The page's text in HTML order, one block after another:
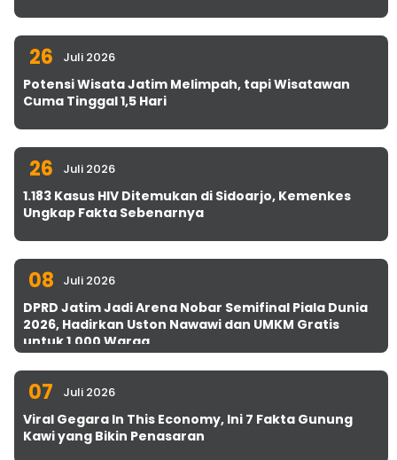
26 Juli 2026
Potensi Wisata Jatim Melimpah, tapi Wisatawan
Cuma Tinggal 1,5 Hari
26 Juli 2026
1.183 Kasus HIV Ditemukan di Sidoarjo, Kemenkes
Ungkap Fakta Sebenarnya
08 Juli 2026
DPRD Jatim Jadi Arena Nobar Semifinal Piala Dunia
2026, Hadirkan Uston Nawawi dan UMKM Gratis
untuk 1.000 Warga
07 Juli 2026
Viral Gegara In This Economy, Ini 7 Fakta Gunung
Kawi yang Bikin Penasaran